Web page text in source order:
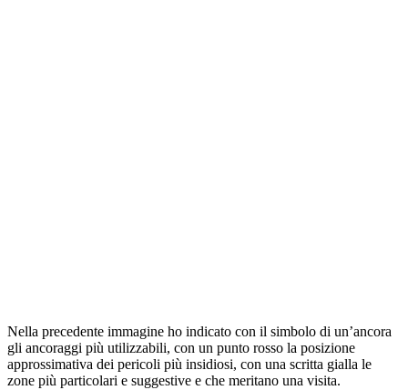
Nella precedente immagine ho indicato con il simbolo di un’ancora
gli ancoraggi più utilizzabili, con un punto rosso la posizione
approssimativa dei pericoli più insidiosi, con una scritta gialla le
zone più particolari e suggestive e che meritano una visita.